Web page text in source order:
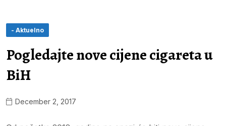
- Aktuelno
Pogledajte nove cijene cigareta u
BiH
December 2, 2017